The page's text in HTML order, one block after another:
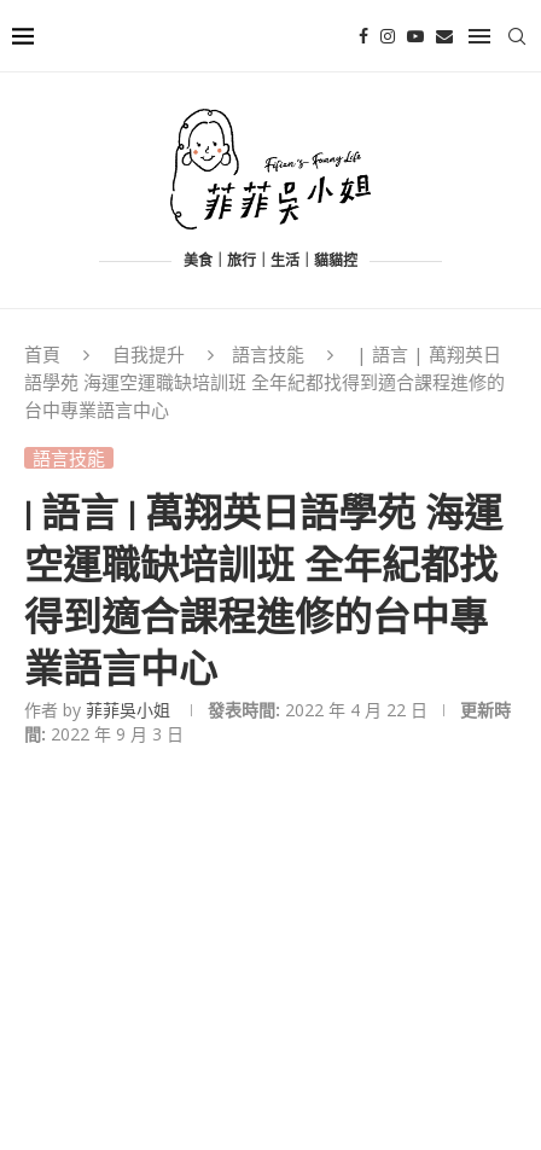
美食｜旅行｜生活｜貓貓控
首頁 自我提升 語言技能
| 語言 | 萬翔英日
語學苑 海運空運職缺培訓班 全年紀都找得到適合課程進修的
台中專業語言中心
語言技能
| 語言 | 萬翔英日語學苑 海運
空運職缺培訓班 全年紀都找
得到適合課程進修的台中專
業語言中心
作者 by 菲菲吳小姐 發表時間: 2022 年 4 月 22 日
更新時
間: 2022 年 9 月 3 日